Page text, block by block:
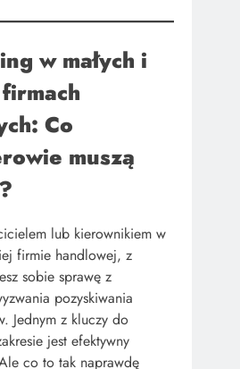
w małych i
Co
muszą
lub kierownikiem w
firmie handlowej, z
sobie sprawę z
pozyskiwania
Jednym z kluczy do
jest efektywny
co to tak naprawdę